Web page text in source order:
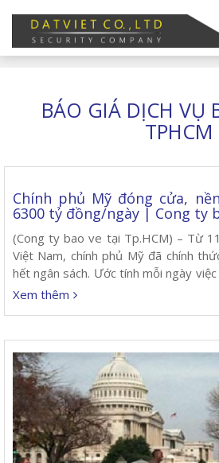
BÁO GIÁ DỊCH VỤ
TPHCM
Chính phủ Mỹ đóng cửa,
6300 tỷ đồng/ngày | Cong ty
(Cong ty bao ve tại Tp.HCM) – Từ
Việt Nam, chính phủ Mỹ đã chính
hết ngân sách. Ước tính mỗi ngày việc
thiệt hại khoảng 6300 tỷ đồng. Giới tài
Xem thêm